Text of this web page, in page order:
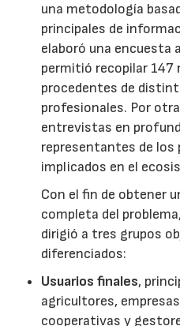
una metodología
principales de
elaboró una encuesta
permitió recopilar 147
procedentes de
profesionales. Por
entrevistas en
representantes de los
implicados en el
Con el fin de obtener
completa del
dirigió a tres grupos
diferenciados:
Usuarios finales,
agricultores,
cooperativas y